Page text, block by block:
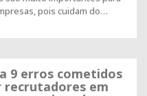
pois cuidam do…
9 erros cometidos
recrutadores em